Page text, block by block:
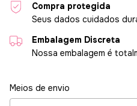
Compra protegida
Seus dados cuidados
Embalagem Discreta
Nossa embalagem é
Entregas para o CEP:
Meios de envio